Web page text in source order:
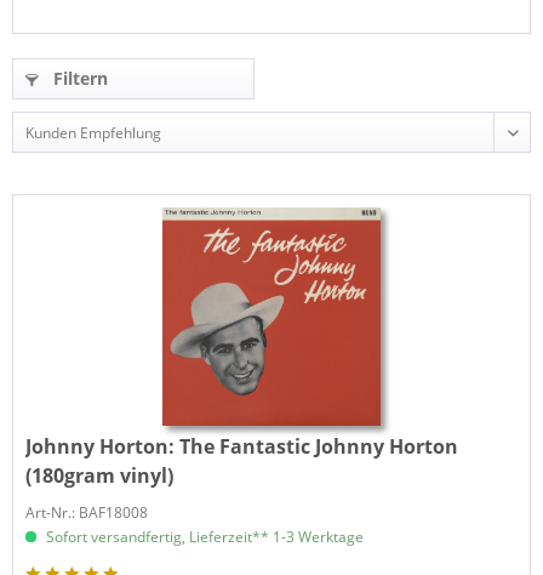
Filtern
Johnny Horton:The Fantastic Johnny Horton
(180gram vinyl)
Art-Nr.: BAF18008
Sofort versandfertig, Lieferzeit** 1-3 Werktage